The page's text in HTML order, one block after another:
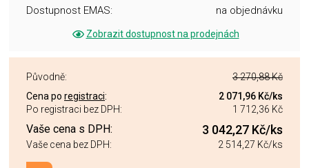
Dostupnost EMAS: na objednávku
Zobrazit dostupnost na prodejnách
Původně:
3 270,88 Kč
Cena po registraci: 2 071,96 Kč/ks
Po registraci bez DPH:
1 712,36 Kč
Vaše cena s DPH: 3 042,27 Kč/ks
Vaše cena bez DPH: 2 514,27 Kč/ks